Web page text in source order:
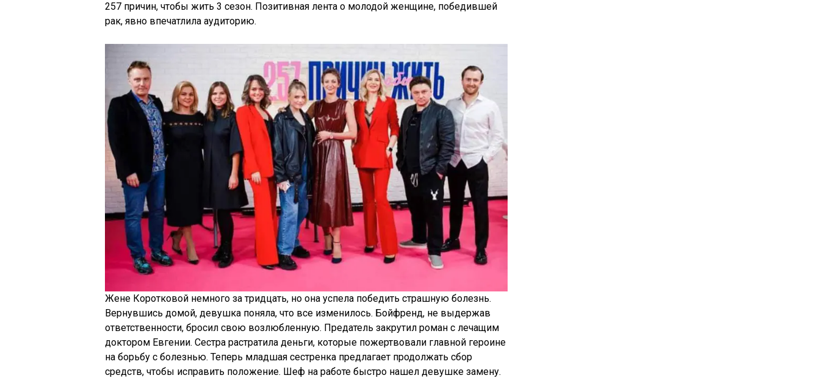
257 причин, чтобы жить 3 сезон. Позитивная лента о молодой женщине, победившей
рак, явно впечатлила аудиторию.
Жене Коротковой немного за тридцать, но она успела победить страшную болезнь.
Вернувшись домой, девушка поняла, что все изменилось. Бойфренд, не выдержав
ответственности, бросил свою возлюбленную. Предатель закрутил роман с лечащим
доктором Евгении. Сестра растратила деньги, которые пожертвовали главной героине
на борьбу с болезнью. Теперь младшая сестренка предлагает продолжать сбор
средств, чтобы исправить положение. Шеф на работе быстро нашел девушке замену.